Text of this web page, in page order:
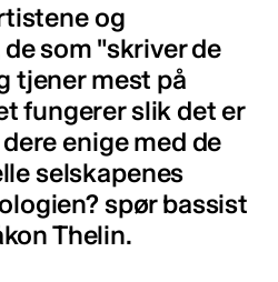
og
som "skriver de
tjener mest på
fungerer slik det er
enige med de
selskapenes
spør bassist
Thelin.